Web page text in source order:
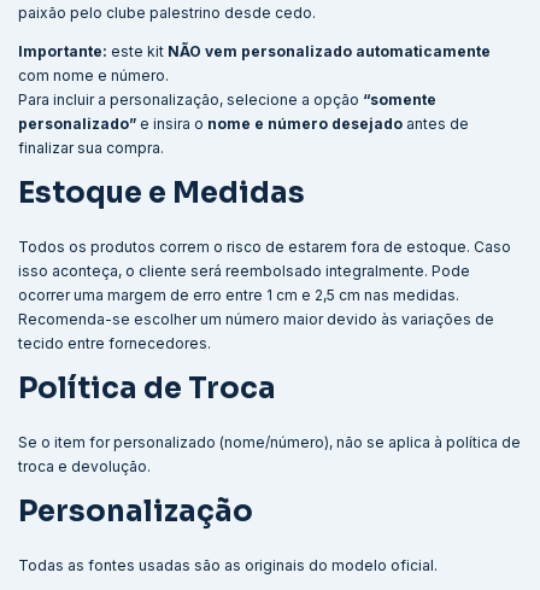
paixão pelo clube palestrino desde cedo.
Importante: este kit NÃO vem personalizado automaticamente
com nome e número.
Para incluir a personalização, selecione a opção “somente
personalizado” e insira o nome e número desejado antes de
finalizar sua compra.
Estoque e Medidas
Todos os produtos correm o risco de estarem fora de estoque. Caso
isso aconteça, o cliente será reembolsado integralmente. Pode
ocorrer uma margem de erro entre 1 cm e 2,5 cm nas medidas.
Recomenda-se escolher um número maior devido às variações de
tecido entre fornecedores.
Política de Troca
Se o item for personalizado (nome/número), não se aplica à política de
troca e devolução.
Personalização
Todas as fontes usadas são as originais do modelo oficial.